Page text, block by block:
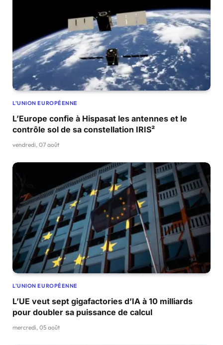
L'UNION EUROPÉENNE
L’Europe confie à Hispasat les antennes et le
contrôle sol de sa constellation IRIS²
vendredi, 07 août
L'UNION EUROPÉENNE
L’UE veut sept gigafactories d’IA à 10 milliards
pour doubler sa puissance de calcul
mercredi, 05 août